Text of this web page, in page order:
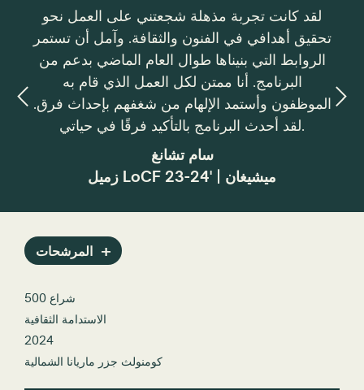
لقد كانت تجربة مذهلة شجعتني على العمل نحو
تحقيق أهدافي في الفنون والثقافة. وآمل أن تستمر
الروابط التي بنيناها طوال العام الماضي بدعم من
البرنامج. أنا ممتن لكل العمل الذي قام به
الموظفون وأستمد الإلهام من شغفهم بإحداث فرق.
لقد أحدث البرنامج بالتأكيد فرقًا في حياتي.
سام تشانغ
زميل LoCF 23-24' | ميشيغان
في
المرشحات
500 شراع
الاستدامة الثقافية
2024
كومنولث جزر ماريانا الشمالية